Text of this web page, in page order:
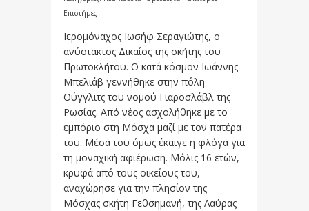
Επιστήμες
Ιερομόναχος Ιωσήφ Σεραγιώτης, ο
ανύστακτος Δικαίος της σκήτης του
Πρωτοκλήτου. Ο κατά κόσμον Ιωάννης
Μπελιάβ γεννήθηκε στην πόλη
Ούγγλιτς του νομού Γιαροσλάβλ της
Ρωσίας. Από νέος ασχολήθηκε με το
εμπόριο στη Μόσχα μαζί με τον πατέρα
του. Μέσα του όμως έκαιγε η φλόγα για
τη μοναχική αφιέρωση. Μόλις 16 ετών,
κρυφά από τους οικείους του,
αναχώρησε για την πλησίον της
Μόσχας σκήτη Γεθσημανή, της Λαύρας